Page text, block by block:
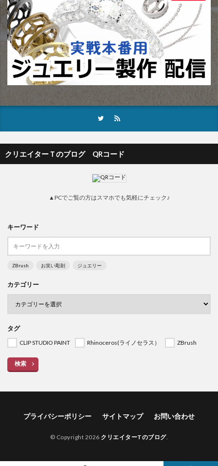
クリエイターＴのブログ QRコード
▲PCでご覧の方はスマホでも気軽にチェック♪
キーワード
ZBrush お笑い彫刻 ジュエリー
カテゴリー
タグ
CLIP STUDIO PAINT Rhinoceros(ライノセラス） ZBrush
検索
プライバシーポリシー サイトマップ お問い合わせ
© Copyright 2026 クリエイターTのブログ.